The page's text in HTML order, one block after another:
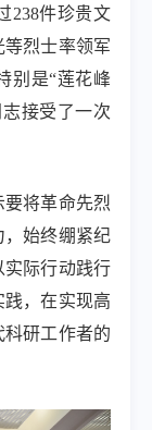
238件珍贵文
烈士率领军
别是“莲花峰
接受了一次
将革命先烈
，始终绷紧纪
实际行动践行
，在实现高
研工作者的